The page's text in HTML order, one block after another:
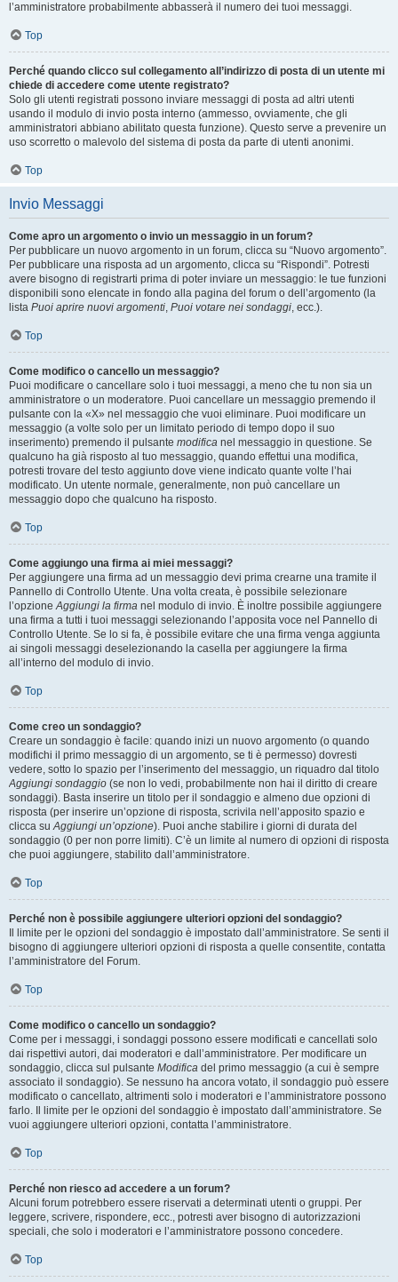
l’amministratore probabilmente abbasserà il numero dei tuoi messaggi.
Top
Perché quando clicco sul collegamento all’indirizzo di posta di un utente mi
chiede di accedere come utente registrato?
Solo gli utenti registrati possono inviare messaggi di posta ad altri utenti
usando il modulo di invio posta interno (ammesso, ovviamente, che gli
amministratori abbiano abilitato questa funzione). Questo serve a prevenire un
uso scorretto o malevolo del sistema di posta da parte di utenti anonimi.
Top
Invio Messaggi
Come apro un argomento o invio un messaggio in un forum?
Per pubblicare un nuovo argomento in un forum, clicca su “Nuovo argomento”.
Per pubblicare una risposta ad un argomento, clicca su “Rispondi”. Potresti
avere bisogno di registrarti prima di poter inviare un messaggio: le tue funzioni
disponibili sono elencate in fondo alla pagina del forum o dell’argomento (la
lista Puoi aprire nuovi argomenti, Puoi votare nei sondaggi, ecc.).
Top
Come modifico o cancello un messaggio?
Puoi modificare o cancellare solo i tuoi messaggi, a meno che tu non sia un
amministratore o un moderatore. Puoi cancellare un messaggio premendo il
pulsante con la «X» nel messaggio che vuoi eliminare. Puoi modificare un
messaggio (a volte solo per un limitato periodo di tempo dopo il suo
inserimento) premendo il pulsante modifica nel messaggio in questione. Se
qualcuno ha già risposto al tuo messaggio, quando effettui una modifica,
potresti trovare del testo aggiunto dove viene indicato quante volte l’hai
modificato. Un utente normale, generalmente, non può cancellare un
messaggio dopo che qualcuno ha risposto.
Top
Come aggiungo una firma ai miei messaggi?
Per aggiungere una firma ad un messaggio devi prima crearne una tramite il
Pannello di Controllo Utente. Una volta creata, è possibile selezionare
l’opzioneAggiungi la firma nel modulo di invio. È inoltre possibile aggiungere
una firma a tutti i tuoi messaggi selezionando l’apposita voce nel Pannello di
Controllo Utente. Se lo si fa, è possibile evitare che una firma venga aggiunta
ai singoli messaggi deselezionando la casella per aggiungere la firma
all’interno del modulo di invio.
Top
Come creo un sondaggio?
Creare un sondaggio è facile: quando inizi un nuovo argomento (o quando
modifichi il primo messaggio di un argomento, se ti è permesso) dovresti
vedere, sotto lo spazio per l’inserimento del messaggio, un riquadro dal titolo
Aggiungi sondaggio (se non lo vedi, probabilmente non hai il diritto di creare
sondaggi). Basta inserire un titolo per il sondaggio e almeno due opzioni di
risposta (per inserire un’opzione di risposta, scrivila nell’apposito spazio e
clicca suAggiungi un’opzione). Puoi anche stabilire i giorni di durata del
sondaggio (0 per non porre limiti). C’è un limite al numero di opzioni di risposta
che puoi aggiungere, stabilito dall’amministratore.
Top
Perché non è possibile aggiungere ulteriori opzioni del sondaggio?
Il limite per le opzioni del sondaggio è impostato dall’amministratore. Se senti il
bisogno di aggiungere ulteriori opzioni di risposta a quelle consentite, contatta
l’amministratore del Forum.
Top
Come modifico o cancello un sondaggio?
Come per i messaggi, i sondaggi possono essere modificati e cancellati solo
dai rispettivi autori, dai moderatori e dall’amministratore. Per modificare un
sondaggio, clicca sul pulsante Modifica del primo messaggio (a cui è sempre
associato il sondaggio). Se nessuno ha ancora votato, il sondaggio può essere
modificato o cancellato, altrimenti solo i moderatori e l’amministratore possono
farlo. Il limite per le opzioni del sondaggio è impostato dall’amministratore. Se
vuoi aggiungere ulteriori opzioni, contatta l’amministratore.
Top
Perché non riesco ad accedere a un forum?
Alcuni forum potrebbero essere riservati a determinati utenti o gruppi. Per
leggere, scrivere, rispondere, ecc., potresti aver bisogno di autorizzazioni
speciali, che solo i moderatori e l’amministratore possono concedere.
Top